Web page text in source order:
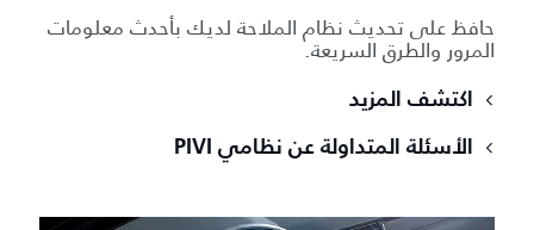
حافظ على تحديث نظام الملاحة لديك بأحدث معلومات
المرور والطرق السريعة.
اكتشف المزيد
الأسئلة المتداولة عن نظامي PIVI